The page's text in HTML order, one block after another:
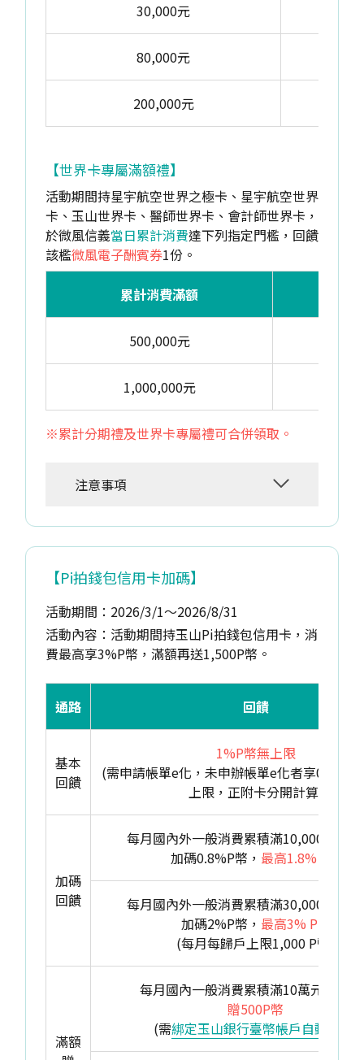
30,000元
80,000元
200,000元
【世界卡專屬滿額禮】
活動期間持星宇航空世界之極卡、星宇航空世界
卡、玉山世界卡、醫師世界卡、會計師世界卡，
於微風信義當日累計消費達下列指定門檻，回饋
該檻微風電子酬賓券1份。
累計消費滿額
500,000元
1,000,000元
※累計分期禮及世界卡專屬禮可合併領取。
注意事項
【Pi拍錢包信用卡加碼】
活動期間：2026/3/1～2026/8/31
活動內容：活動期間持玉山Pi拍錢包信用卡，消
費最高享3%P幣，滿額再送1,500P幣。
通路 回饋
基本
回饋
1%P幣無上限
(需申請帳單e化，未申辦帳單e化者享0.3% P
上限，正附卡分開計算)
加碼
回饋
每月國內外一般消費累積滿
加碼0.8%P幣， 最高1.8% P幣
每月國內外一般消費累積滿30,000元(含)
加碼2%P幣， 最高3% P幣
(每月每歸戶上限1,000 P幣)
滿額
每月國內一般消費累積滿10萬元(含)以
贈500P幣
(需綁定玉山銀行臺幣帳戶自動扣繳